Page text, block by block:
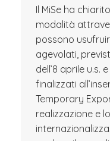
Il MiSe ha
modalità
possono
agevolati,
dell’8 aprile u.s.
finalizzati
Temporary
realizzazione e